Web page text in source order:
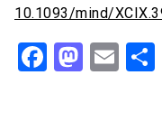
10.1093/mind/
Facebook